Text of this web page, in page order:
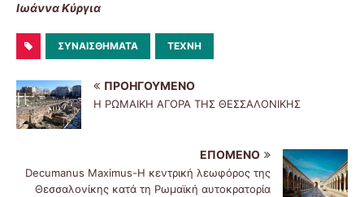
Ιωάννα Κύργια
ΣΥΝΑΙΣΘΉΜΑΤΑ ΤΈΧΝΗ
ΠΡΟΗΓΟΎΜΕΝΟ
Η ΡΩΜΑΙΚΗ ΑΓΟΡΑ ΤΗΣ ΘΕΣΣΑΛΟΝΙΚΗΣ
ΕΠΌΜΕΝΟ
Decumanus Maximus-Η κεντρική λεωφόρος της
Θεσσαλονίκης κατά τη Ρωμαϊκή αυτοκρατορία